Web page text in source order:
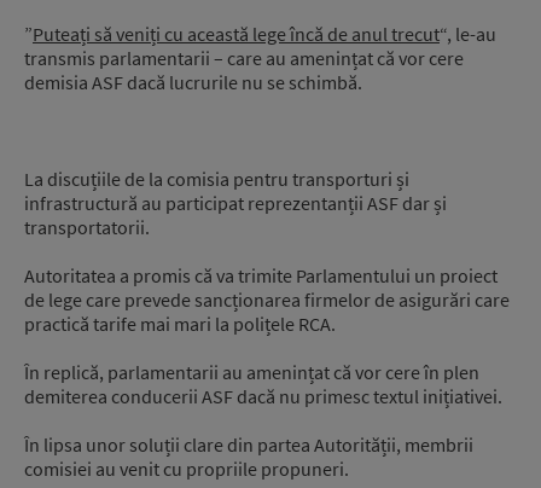
”Puteați să veniți cu această lege încă de anul trecut“, le-au
transmis parlamentarii – care au amenințat că vor cere
demisia ASF dacă lucrurile nu se schimbă.
La discuțiile de la comisia pentru transporturi și
infrastructură au participat reprezentanții ASF dar și
transportatorii.
Autoritatea a promis că va trimite Parlamentului un proiect
de lege care prevede sancționarea firmelor de asigurări care
practică tarife mai mari la polițele RCA.
În replică, parlamentarii au amenințat că vor cere în plen
demiterea conducerii ASF dacă nu primesc textul inițiativei.
În lipsa unor soluții clare din partea Autorității, membrii
comisiei au venit cu propriile propuneri.